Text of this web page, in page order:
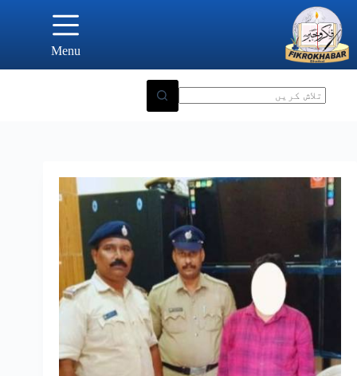
content
Menu